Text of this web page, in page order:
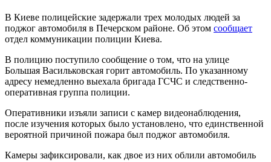
В Киеве полицейские задержали трех молодых людей за
поджог автомобиля в Печерском районе. Об этом сообщает
отдел коммуникации полиции Киева.
В полицию поступило сообщение о том, что на улице
Большая Васильковская горит автомобиль. По указанному
адресу немедленно выехала бригада ГСЧС и следственно-
оперативная группа полиции.
Оперативники изъяли записи с камер видеонаблюдения,
после изучения которых было установлено, что единственной
вероятной причиной пожара был поджог автомобиля.
Камеры зафиксировали, как двое из них облили автомобиль